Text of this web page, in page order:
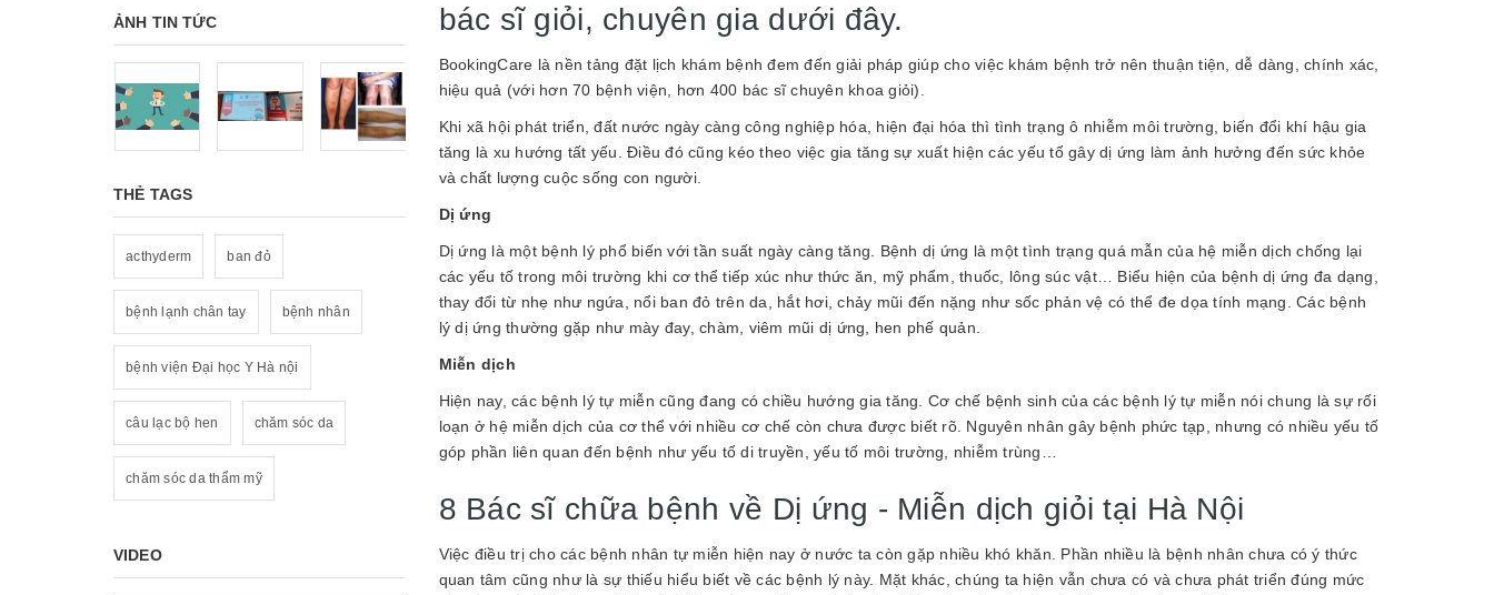
bác sĩ giỏi, chuyên gia dưới đây.
BookingCare là nền tảng đặt lịch khám bệnh đem đến giải pháp giúp cho việc khám bệnh trở nên thuận tiện, dễ dàng, chính xác,
hiệu quả (với hơn 70 bệnh viện, hơn 400 bác sĩ chuyên khoa giỏi).
Khi xã hội phát triển, đất nước ngày càng công nghiệp hóa, hiện đại hóa thì tình trạng ô nhiễm môi trường, biến đổi khí hậu gia
tăng là xu hướng tất yếu. Điều đó cũng kéo theo việc gia tăng sự xuất hiện các yếu tố gây dị ứng làm ảnh hưởng đến sức khỏe
và chất lượng cuộc sống con người.
Dị ứng
Dị ứng là một bệnh lý phổ biến với tần suất ngày càng tăng. Bệnh dị ứng là một tình trạng quá mẫn của hệ miễn dịch chống lại
các yếu tố trong môi trường khi cơ thể tiếp xúc như thức ăn, mỹ phẩm, thuốc, lông súc vật… Biểu hiện của bệnh dị ứng đa dạng,
thay đổi từ nhẹ như ngứa, nổi ban đỏ trên da, hắt hơi, chảy mũi đến nặng như sốc phản vệ có thể đe dọa tính mạng. Các bệnh
lý dị ứng thường gặp như mày đay, chàm, viêm mũi dị ứng, hen phế quản.
Miễn dịch
Hiện nay, các bệnh lý tự miễn cũng đang có chiều hướng gia tăng. Cơ chế bệnh sinh của các bệnh lý tự miễn nói chung là sự rối
loạn ở hệ miễn dịch của cơ thể với nhiều cơ chế còn chưa được biết rõ. Nguyên nhân gây bệnh phức tạp, nhưng có nhiều yếu tố
góp phần liên quan đến bệnh như yếu tố di truyền, yếu tố môi trường, nhiễm trùng…
8 Bác sĩ chữa bệnh về Dị ứng - Miễn dịch giỏi tại Hà Nội
Việc điều trị cho các bệnh nhân tự miễn hiện nay ở nước ta còn gặp nhiều khó khăn. Phần nhiều là bệnh nhân chưa có ý thức
quan tâm cũng như là sự thiếu hiểu biết về các bệnh lý này. Mặt khác, chúng ta hiện vẫn chưa có và chưa phát triển đúng mức
ẢNH TIN TỨC
THẺ TAGS
acthyderm ban đỏ
bệnh lạnh chân tay bệnh nhân
bệnh viện Đại học Y Hà nội
câu lạc bộ hen chăm sóc da
chăm sóc da thẩm mỹ
VIDEO